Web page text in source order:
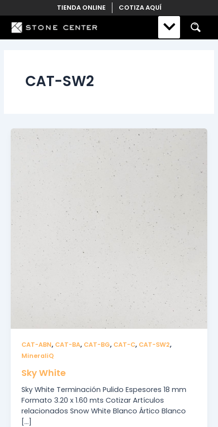
to
content
TIENDA ONLINE COTIZA AQUÍ
CAT-SW2
CAT-ABN, CAT-BA, CAT-BG, CAT-C, CAT-SW2,
MineraliQ
Sky White
Sky White Terminación Pulido Espesores 18 mm
Formato 3.20 x 1.60 mts Cotizar Artículos
relacionados Snow White Blanco Ártico Blanco
[…]